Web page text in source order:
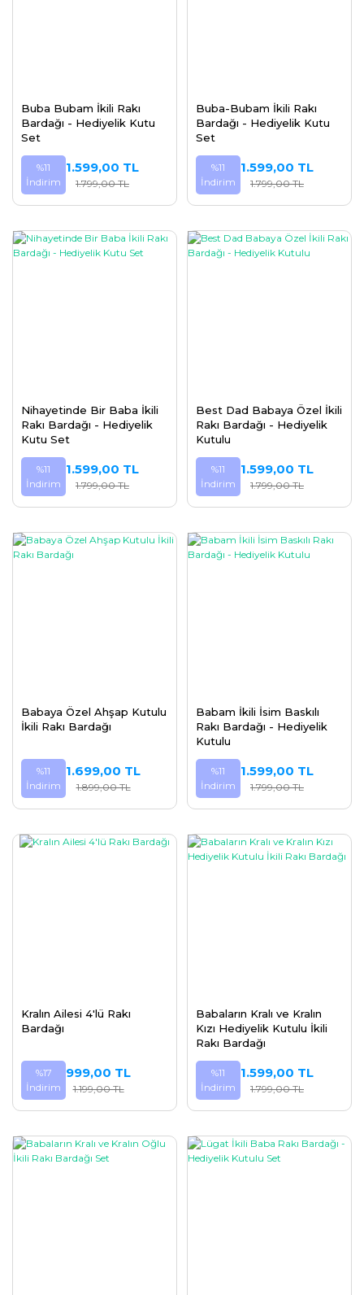
Buba Bubam İkili Rakı
Bardağı - Hediyelik Kutu
Set
%11
İndirim
1.599,00 TL
1.799,00 TL
Buba-Bubam İkili Rakı
Bardağı - Hediyelik Kutu
Set
%11
İndirim
1.599,00 TL
1.799,00 TL
Nihayetinde Bir Baba İkili
Rakı Bardağı - Hediyelik
Kutu Set
%11
İndirim
1.599,00 TL
1.799,00 TL
Best Dad Babaya Özel İkili
Rakı Bardağı - Hediyelik
Kutulu
%11
İndirim
1.599,00 TL
1.799,00 TL
Babaya Özel Ahşap Kutulu
İkili Rakı Bardağı
%11
İndirim
1.699,00 TL
1.899,00 TL
Babam İkili İsim Baskılı
Rakı Bardağı - Hediyelik
Kutulu
%11
İndirim
1.599,00 TL
1.799,00 TL
Kralın Ailesi 4'lü Rakı
Bardağı
%17
İndirim
999,00 TL
1.199,00 TL
Babaların Kralı ve Kralın
Kızı Hediyelik Kutulu İkili
Rakı Bardağı
%11
İndirim
1.599,00 TL
1.799,00 TL